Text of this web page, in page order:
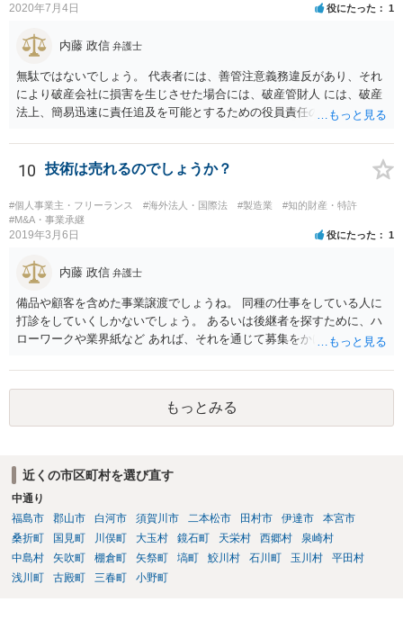
2020年7月4日 役にたった 1
内藤 政信 弁護士
無駄ではないでしょう。 代表者には、善管注意義務違反があり、それ
により破産会社に損害を生じさせた場合には、破産管財人 には、破産
法上、簡易迅速に責任追及を可能とするための役員責任の査定申立て
10 技術は売れるのでしょうか？
#個人事業主・フリーランス #海外法人・国際法 #製造業
#知的財産・特許
#M&A・事業承継
2019年3月6日 役にたった 1
内藤 政信 弁護士
備品や顧客を含めた事業譲渡でしょうね。 同種の仕事をしている人に
打診をしていくしかないでしょう。 あるいは後継者を探すために、ハ
ローワークや業界紙など あれば、それを通じて募集をかけてみるか。
もっとみる
近くの市区町村を選び直す
中通り
福島市
郡山市 白河市 須賀川市 二本松市 田村市 伊達市
本宮市
桑折町
国見町 川俣町 大玉村 鏡石町 天栄村 西郷村
泉崎村
中島村
矢吹町 棚倉町 矢祭町 塙町 鮫川村 石川町 玉川村
平田村
浅川町
古殿町 三春町 小野町